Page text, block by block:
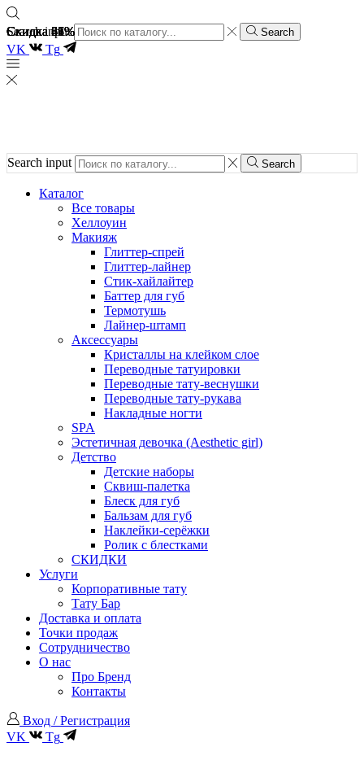
Search input Search
VK Tg
Search input Search
Каталог
Все товары
Хеллоуин
Макияж
Глиттер-спрей
Глиттер-лайнер
Стик-хайлайтер
Баттер для губ
Термотушь
Лайнер-штамп
Аксессуары
Кристаллы на клейком слое
Переводные татуировки
Переводные тату-веснушки
Переводные тату-рукава
Накладные ногти
SPA
Эстетичная девочка (Aesthetic girl)
Детство
Детские наборы
Сквиш-палетка
Блеск для губ
Бальзам для губ
Наклейки-серёжки
Ролик с блестками
СКИДКИ
Услуги
Корпоративные тату
Тату Бар
Доставка и оплата
Точки продаж
Сотрудничество
О нас
Про Бренд
Контакты
Вход / Регистрация
VK
Tg
Скидка 61%
Скидка 61%
Скидка 37%
Скидка 48%
Скидка 26%